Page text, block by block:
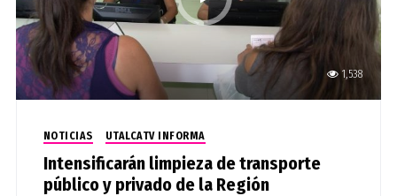
1,538
NOTICIAS UTALCATV INFORMA
Intensificarán limpieza de transporte
público y privado de la Región